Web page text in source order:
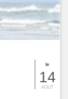
le
14
AOUT